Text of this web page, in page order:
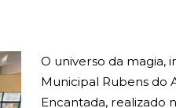
O universo da magia,
Municipal Rubens do
Encantada, realizado